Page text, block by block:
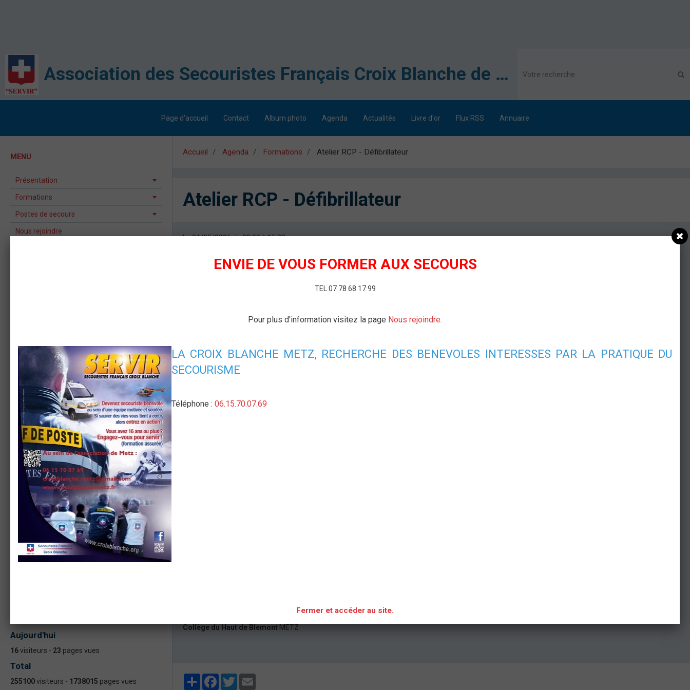
Association des Secouristes Français Croix Blanche de Metz
Page d'accueil Contact Album photo Agenda Actualités Livre d'or Flux RSS Annuaire
Accueil Agenda Formations Atelier RCP - Défibrillateur
Atelier RCP - Défibrillateur
Le 04/05/2026de 08:00à 15:30
Collège du Haut de Blemont - METZ
Collège du Haut de Blemont METZ
PartagerFacebookTwitter
MENU
Présentation
Formations
Postes de secours
Nous rejoindre
NEWSLETTER
OK
ACTUALITÉS
ASSEMBLEE GENERALE 2023
Formation continue formateur PSC - PAE
ASSEMBLÉE GÉNÉRALE 2022
Assemblée Générale ASAM Metz 2020
Aujourd'hui
16visiteurs - 23 pages vues
Total
255100visiteurs - 1738015 pages vues
ENVIE DE VOUS FORMER AUX SECOURS
TEL 07 78 68 17 99
Pour plus d'information visitez la page Nous rejoindre.
LA CROIX BLANCHE METZ, RECHERCHE DES BENEVOLES INTERESSES PAR LA PRATIQUE DU
SECOURISME
Téléphone : 06.15.70.07.69
Fermer et accéder au site.